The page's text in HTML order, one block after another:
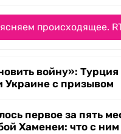
происходящее.
войну»: Турция
Украине с призывом
первое за пять
Хаменеи: что с ним